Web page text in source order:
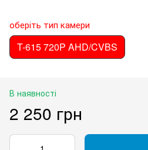
оберіть тип камери
T-615 720P AHD/CVBS
В наявності
2 250 грн